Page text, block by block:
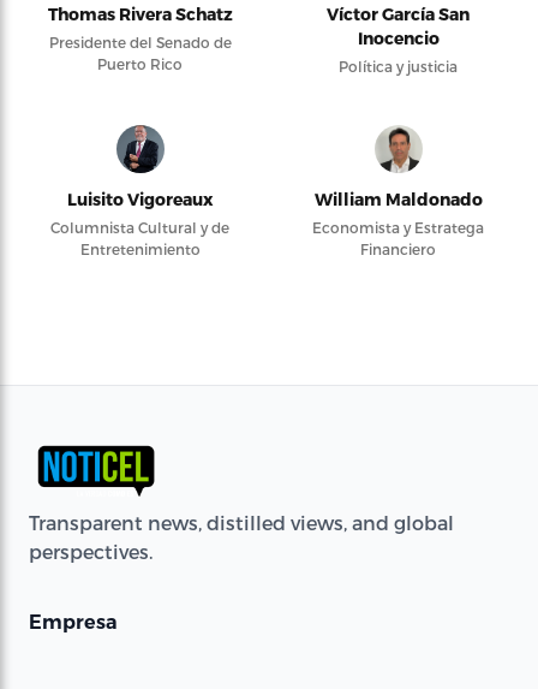
Thomas Rivera Schatz
Presidente del Senado de
Puerto Rico
Víctor García San
Inocencio
Política y justicia
Luisito Vigoreaux
Columnista Cultural y de
Entretenimiento
William Maldonado
Economista y Estratega
Financiero
Transparent news, distilled views, and global
perspectives.
Empresa